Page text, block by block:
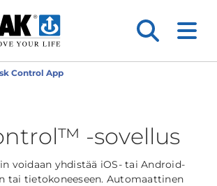
Control App
-sovellus
voidaan yhdistää iOS- tai Android-
tai tietokoneeseen. Automaattinen